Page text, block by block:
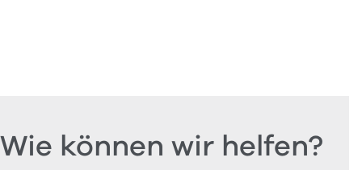
Wie können wir helfen?